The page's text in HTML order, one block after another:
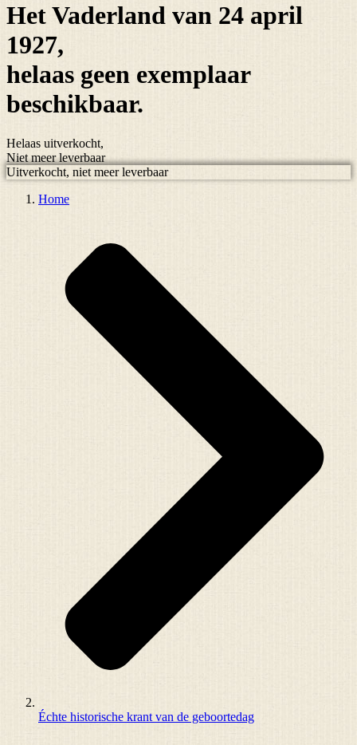
Het Vaderland van 24 april
1927,
helaas geen exemplaar
beschikbaar.
Helaas uitverkocht,
Niet meer leverbaar
Uitverkocht, niet meer leverbaar
Home
Échte historische krant van de geboortedag